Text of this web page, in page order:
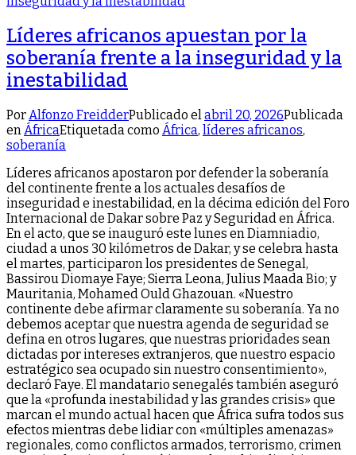
Líderes africanos apuestan por la
soberanía frente a la inseguridad y la
inestabilidad
PorAlfonzo FreidderPublicado elabril 20, 2026Publicada
enÁfricaEtiquetada como África, líderes africanos,
soberanía
Líderes africanos apostaron por defender la soberanía
del continente frente a los actuales desafíos de
inseguridad e inestabilidad, en la décima edición del Foro
Internacional de Dakar sobre Paz y Seguridad en África.
En el acto, que se inauguró este lunes en Diamniadio,
ciudad a unos 30 kilómetros de Dakar, y se celebra hasta
el martes, participaron los presidentes de Senegal,
Bassirou Diomaye Faye; Sierra Leona, Julius Maada Bio; y
Mauritania, Mohamed Ould Ghazouan. «Nuestro
continente debe afirmar claramente su soberanía. Ya no
debemos aceptar que nuestra agenda de seguridad se
defina en otros lugares, que nuestras prioridades sean
dictadas por intereses extranjeros, que nuestro espacio
estratégico sea ocupado sin nuestro consentimiento»,
declaró Faye. El mandatario senegalés también aseguró
que la «profunda inestabilidad y las grandes crisis» que
marcan el mundo actual hacen que África sufra todos sus
efectos mientras debe lidiar con «múltiples amenazas»
regionales, como conflictos armados, terrorismo, crimen